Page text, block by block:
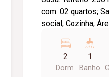
com: 02 quartos;
social; Cozinha;
terreno, ideal para
ou área de lazer;
distribuídos e
2
Dorm.
1
Banho